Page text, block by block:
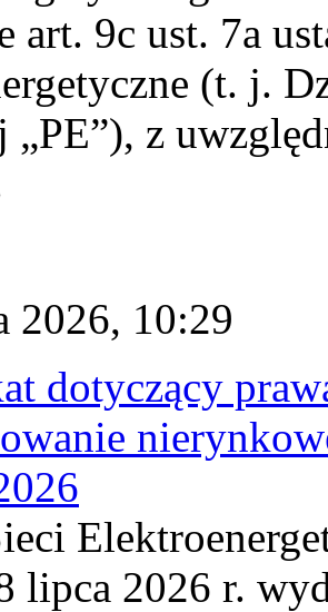
art. 9c ust. 7a
(t. j.
„PE”), z
2026, 10:29
dotyczący
lipca 2026 r.